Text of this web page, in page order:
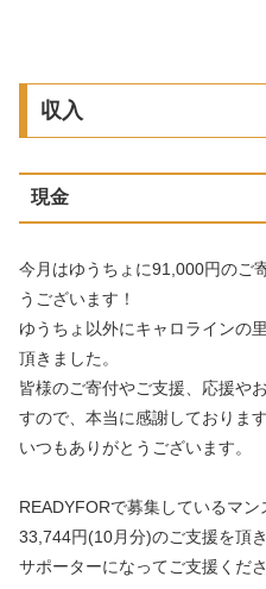
収入
現金
今月はゆうちょに91,000円のご
うございます！
ゆうちょ以外にキャロラインの
頂きました。
皆様のご寄付やご支援、応援や
すので、本当に感謝しております
いつもありがとうございます。
READYFORで募集しているマ
33,744円(10月分)のご支援を頂
サポーターになってご支援くだ